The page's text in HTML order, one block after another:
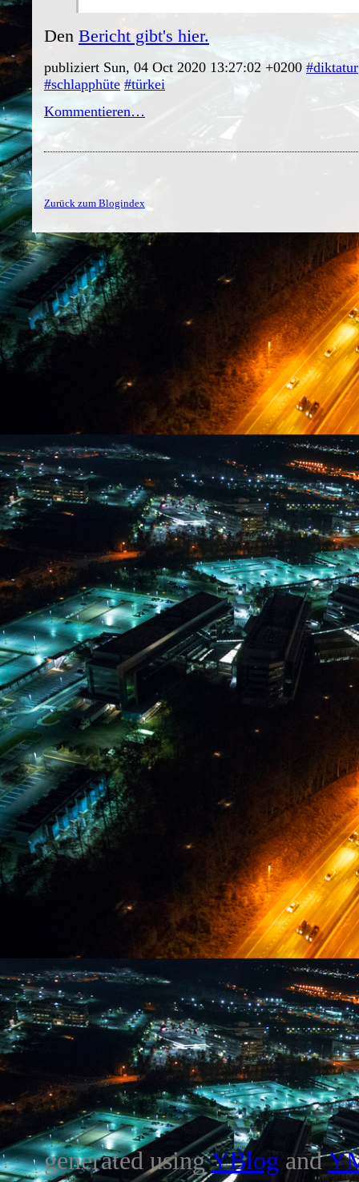
Den Bericht gibt's hier.
publiziert Sun, 04 Oct 2020 13:27:02 +0200 #diktatur
#schlapphüte #türkei
Kommentieren…
Zurück zum Blogindex
generated usingYBlog and